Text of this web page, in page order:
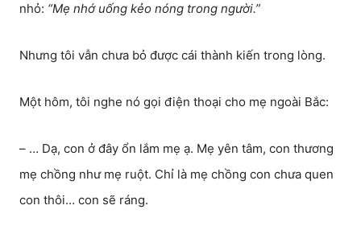
nhỏ: “Mẹ nhớ uống kẻo nóng trong người.”
Nhưng tôi vẫn chưa bỏ được cái thành kiến trong lòng.
Một hôm, tôi nghe nó gọi điện thoại cho mẹ ngoài Bắc:
– … Dạ, con ở đây ổn lắm mẹ ạ. Mẹ yên tâm, con thương
mẹ chồng như mẹ ruột. Chỉ là mẹ chồng con chưa quen
con thôi… con sẽ ráng.